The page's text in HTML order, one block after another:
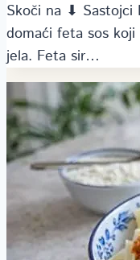
Skoči na ⬇ Sastojci
domaći feta sos
jela. Feta sir…